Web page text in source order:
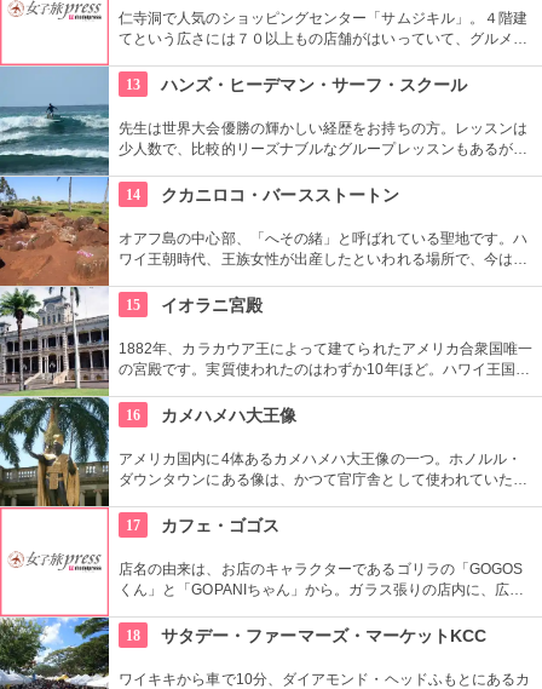
仁寺洞で人気のショッピングセンター「サムジキル」。４階建
てという広さには７０以上もの店舗がはいっていて、グルメや
では螺細製品や乗り下など、韓国の伝統工芸品を取り扱い、お
気に入りの１つが見つかるはず。
13 ハンズ・ヒーデマン・サーフ・スクール
先生は世界大会優勝の輝かしい経歴をお持ちの方。レッスンは
少人数で、比較的リーズナブルなグループレッスンもあるが、
心者の方も基本動作からきちんと学んで、いざ海へ！
14 クカニロコ・バースストートン
オアフ島の中心部、「へその緒」と呼ばれている聖地です。ハ
ワイ王朝時代、王族女性が出産したといわれる場所で、今は子
くさんのエネルギーを浴びて帰ってくださいね。
15 イオラニ宮殿
1882年、カラカウア王によって建てられたアメリカ合衆国唯一
の宮殿です。実質使われたのはわずか10年ほど。ハワイ王国滅
を経て一般公開されました。豪華絢爛な調度品は当時の4割程
度の数だとか。
16 カメハメハ大王像
アメリカ国内に4体あるカメハメハ大王像の一つ。ホノルル・
ダウンタウンにある像は、かつて官庁舎として使われていた建
がモデルではなく、イケメンだった友人がモデルになったそ
う。
17 カフェ・ゴゴス
店名の由来は、お店のキャラクターであるゴリラの「GOGOS
くん」と「GOPANIちゃん」から。ガラス張りの店内に、広々
や生のフルーツを使ったミックスジュースなど、ヘルシーで満
足なメニューが豊富なので、友達や家族、恋人と楽しい時間を
過ごせます。
18 サタデー・ファーマーズ・マーケットKCC
ワイキキから車で10分、ダイアモンド・ヘッドふもとにあるカ